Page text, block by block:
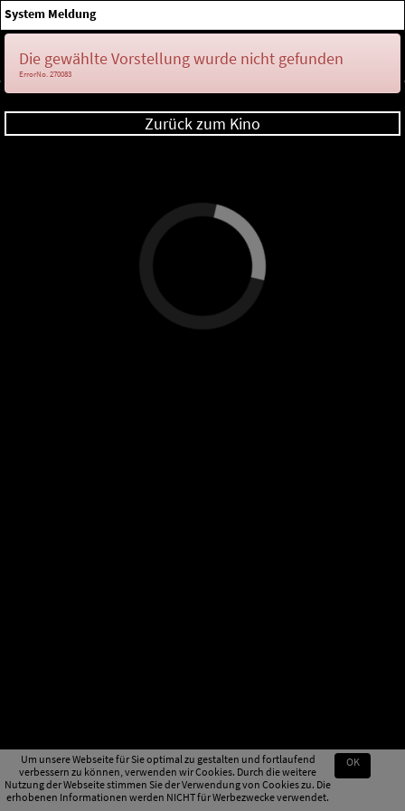
Um unsere Webseite für Sie optimal zu gestalten und fortlaufend
verbessern zu können, verwenden wir Cookies. Durch die weitere
Nutzung der Webseite stimmen Sie der Verwendung von Cookies zu. Die
erhobenen Informationen werden NICHT für Werbezwecke verwendet.
OK
System Meldung
Die gewählte Vorstellung wurde nicht gefunden
ErrorNo. 270083
Zurück zum Kino